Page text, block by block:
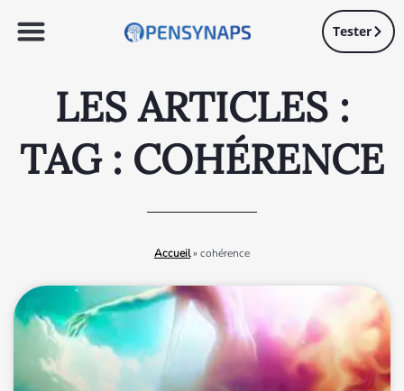
Tester
LES ARTICLES :
TAG : COHÉRENCE
Accueil»cohérence